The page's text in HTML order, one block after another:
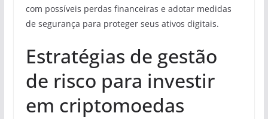
com possíveis perdas financeiras e adotar medidas
de segurança para proteger seus ativos digitais.
Estratégias de gestão
de risco para investir
em criptomoedas